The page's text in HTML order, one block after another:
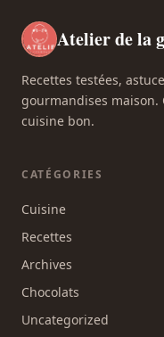
Atelier de la
Recettes testées,
gourmandises maison.
cuisine bon.
CATÉGORIES
Cuisine
Recettes
Archives
Chocolats
Uncategorized